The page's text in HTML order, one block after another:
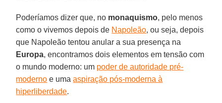
Poderíamos dizer que, no monaquismo, pelo menos
como o vivemos depois de Napoleão, ou seja, depois
que Napoleão tentou anular a sua presença na
Europa, encontramos dois elementos em tensão com
o mundo moderno: um poder de autoridade pré-
moderno e umaaspiração pós-moderna à
hiperliberdade.